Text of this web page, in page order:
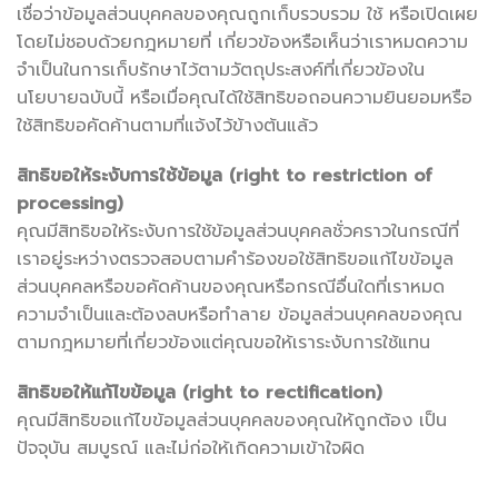
เชื่อว่าข้อมูลส่วนบุคคลของคุณถูกเก็บรวบรวม ใช้ หรือเปิดเผย
โดยไม่ชอบด้วยกฎหมายที่ เกี่ยวข้องหรือเห็นว่าเราหมดความ
จำเป็นในการเก็บรักษาไว้ตามวัตถุประสงค์ที่เกี่ยวข้องใน
นโยบายฉบับนี้ หรือเมื่อคุณได้ใช้สิทธิขอถอนความยินยอมหรือ
ใช้สิทธิขอคัดค้านตามที่แจ้งไว้ข้างต้นแล้ว
สิทธิขอให้ระงับการใช้ข้อมูล (right to restriction of
processing)
คุณมีสิทธิขอให้ระงับการใช้ข้อมูลส่วนบุคคลชั่วคราวในกรณีที่
เราอยู่ระหว่างตรวจสอบตามคำร้องขอใช้สิทธิขอแก้ไขข้อมูล
ส่วนบุคคลหรือขอคัดค้านของคุณหรือกรณีอื่นใดที่เราหมด
ความจำเป็นและต้องลบหรือทำลาย ข้อมูลส่วนบุคคลของคุณ
ตามกฎหมายที่เกี่ยวข้องแต่คุณขอให้เราระงับการใช้แทน
สิทธิขอให้แก้ไขข้อมูล (right to rectification)
คุณมีสิทธิขอแก้ไขข้อมูลส่วนบุคคลของคุณให้ถูกต้อง เป็น
ปัจจุบัน สมบูรณ์ และไม่ก่อให้เกิดความเข้าใจผิด